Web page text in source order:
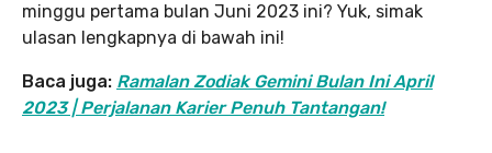
minggu pertama bulan Juni 2023 ini? Yuk, simak
ulasan lengkapnya di bawah ini!
Baca juga: Ramalan Zodiak Gemini Bulan Ini April
2023 | Perjalanan Karier Penuh Tantangan!